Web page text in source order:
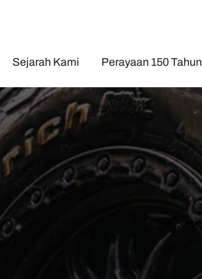
Sejarah Kami Perayaan 150 Tahun